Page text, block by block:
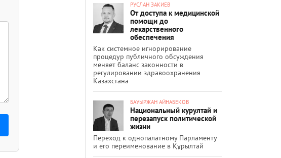
РУСЛАН ЗАКИЕВ
От доступа к медицинской
помощи до
лекарственного
обеспечения
Как системное игнорирование
процедур публичного обсуждения
меняет баланс законности в
регулировании здравоохранения
Казахстана
БАУЫРЖАН АЙНАБЕКОВ
Национальный курултай и
перезапуск политической
жизни
Переход к однопалатному Парламенту
и его переименование в Құрылтай